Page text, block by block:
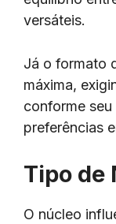
versáteis.
Já o formato
máxima,
conforme
preferências
Tipo de
O núcleo